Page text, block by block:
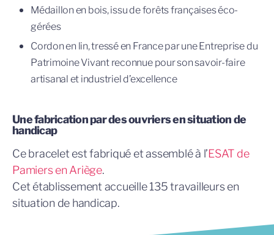
Médaillon en bois, issu de forêts françaises éco-
gérées
Cordon en lin, tressé en France par une Entreprise du
Patrimoine Vivant reconnue pour son savoir-faire
artisanal et industriel d’excellence
Une fabrication par des ouvriers en situation de
handicap
Ce bracelet est fabriqué et assemblé à l’ESAT de
Pamiers en Ariège.
Cet établissement accueille 135 travailleurs en
situation de handicap.